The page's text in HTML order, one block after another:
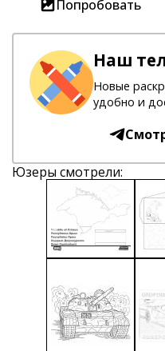
Попробовать
Наш
Новые
удобно и
Юзеры смотрели: